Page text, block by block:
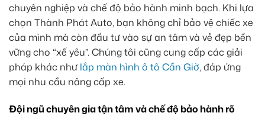
chuyên nghiệp và chế độ bảo hành minh bạch. Khi lựa
chọn Thành Phát Auto, bạn không chỉ bảo vệ chiếc xe
của mình mà còn đầu tư vào sự an tâm và vẻ đẹp bền
vững cho “xế yêu”. Chúng tôi cũng cung cấp các giải
pháp khác như lắp màn hình ô tô Cần Giờ, đáp ứng
mọi nhu cầu nâng cấp xe.
Đội ngũ chuyên gia tận tâm và chế độ bảo hành rõ